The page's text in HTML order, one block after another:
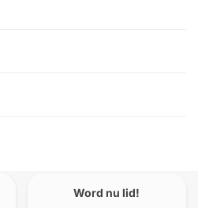
Word nu lid!